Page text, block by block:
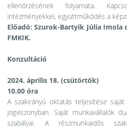
ellenőrzésének folyamata.
intézményekkel, együttműködés a
Előadó: Szurok-Bartyik Júlia Imola
FMKIK.
Konzultáció
2024. április 18. (csütörtök)
10.00 óra
A szakirányú oktatás teljesítése
jogviszonyban. Saját munkavállalók
szabályai. A részmunkaidős